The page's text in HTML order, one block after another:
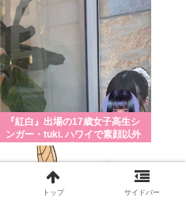
『紅白』出場の17歳女子高生シ
ンガー・tuki. ハワイで素顔以外
ほぼ全部出し 「隠しきれない美
貌」とSNSざわつく
トップ サイドバー